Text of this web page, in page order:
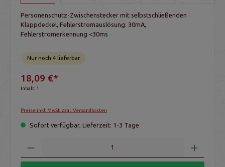
Personenschutz-Zwischenstecker mit selbstschließenden
Klappdeckel, Fehlerstromauslösung: 30mA,
Fehlerstromerkennung <30ms
Nur noch 4 lieferbar.
18,09 €*
Inhalt: 1
Preise inkl. MwSt. zzgl. Versandkosten
Sofort verfügbar, Lieferzeit: 1-3 Tage